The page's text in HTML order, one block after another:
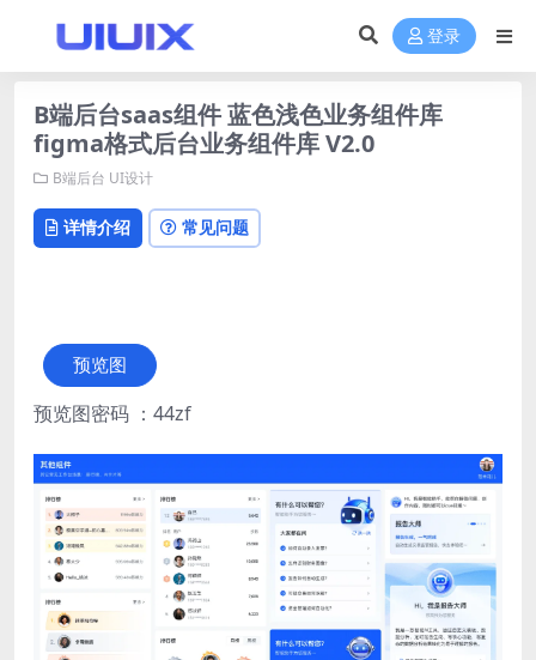
登录
B端后台saas组件 蓝色浅色业务组件库
figma格式后台业务组件库 V2.0
B端后台 UI设计
详情介绍 常见问题
预览图
预览图密码 ：44zf